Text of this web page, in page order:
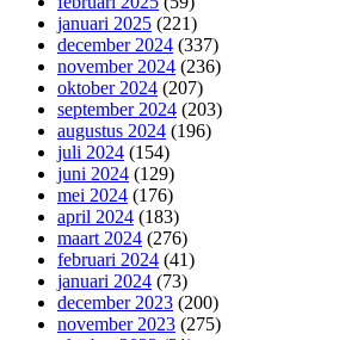
januari 2025 (221)
december 2024 (337)
november 2024 (236)
oktober 2024 (207)
september 2024 (203)
augustus 2024 (196)
juli 2024 (154)
juni 2024 (129)
mei 2024 (176)
april 2024 (183)
maart 2024 (276)
februari 2024 (41)
januari 2024 (73)
december 2023 (200)
november 2023 (275)